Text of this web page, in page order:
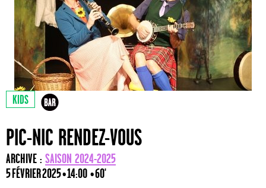
KIDS
PIC-NIC RENDEZ-VOUS
ARCHIVE : SAISON 2024-2025
5 FÉVRIER 2025 • 14:00 • 60'